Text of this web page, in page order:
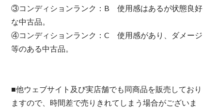
③コンディションランク：B 使用感はあるが状態良好
な中古品。
④コンディションランク：C 使用感があり、ダメージ
等のある中古品。
■他ウェブサイト及び実店舗でも同商品を販売しており
ますので、時間差で売りきれてしまう場合がございま